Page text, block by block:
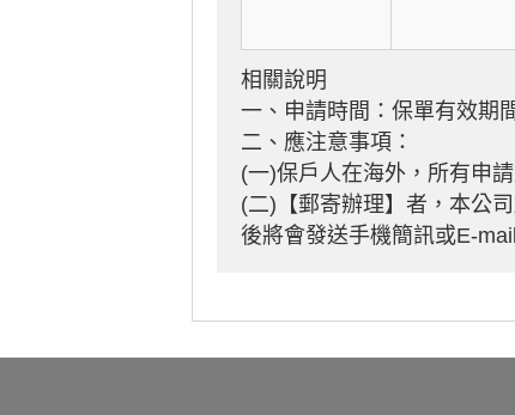
相關說明
一、申請時間：保單有效期
二、應注意事項：
(一)保戶人在海外，所有申
(二)【郵寄辦理】者，本公
後將會發送手機簡訊或E-